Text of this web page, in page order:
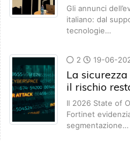
Gli annunci
italiano: dal
tecnologie…
2 19-06-
La
il rischio
Il 2026 State of
Fortinet
segmentazione…